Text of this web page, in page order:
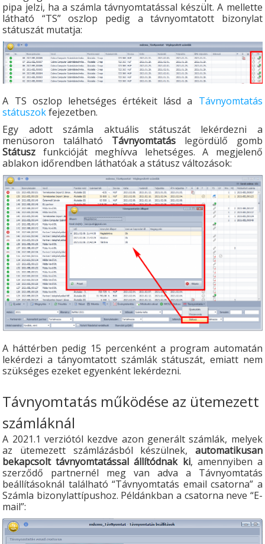
pipa jelzi, ha a számla távnyomtatással készült. A mellette
látható “TS” oszlop pedig a távnyomtatott bizonylat
státuszát mutatja:
A TS oszlop lehetséges értékeit lásd a Távnyomtatás
státuszokfejezetben.
Egy adott számla aktuális státuszát lekérdezni a
menüsoron található Távnyomtatás legördülő gomb
Státusz funkcióját meghívva lehetséges. A megjelenő
ablakon időrendben láthatóak a státusz változások:
A háttérben pedig 15 percenként a program automatán
lekérdezi a tányomtatott számlák státuszát, emiatt nem
szükséges ezeket egyenként lekérdezni.
Távnyomtatás működése az ütemezett
számláknál
A 2021.1 verziótól kezdve azon generált számlák, melyek
az ütemezett számlázásból készülnek, automatikusan
bekapcsolt távnyomtatással állítódnak ki, amennyiben a
szerződő partnernél meg van adva a Távnyomtatás
beállításoknál található “Távnyomtatás email csatorna” a
Számla bizonylattípushoz. Példánkban a csatorna neve “E-
mail”: